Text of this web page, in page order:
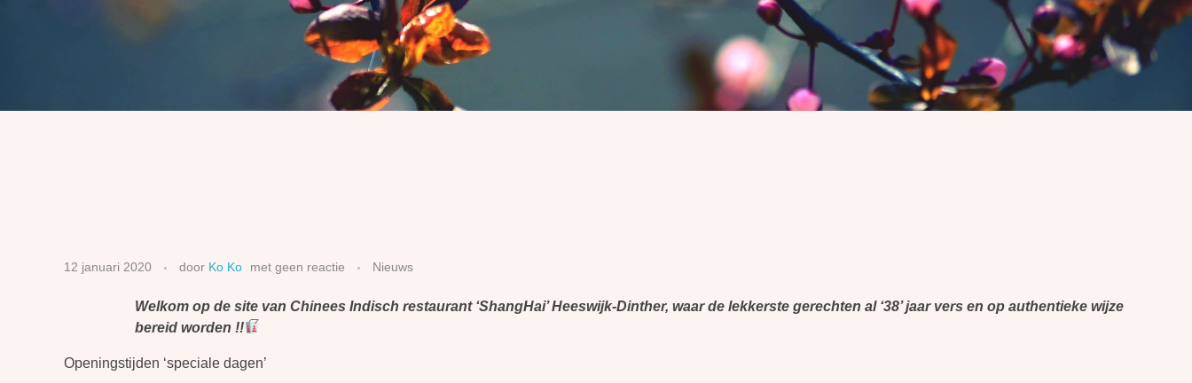
12 januari 2020 door Ko Ko met geen reactie Nieuws
Welkom op de site van Chinees Indisch restaurant ‘ShangHai’ Heeswijk-Dinther, waar de lekkerste gerechten al ‘38’ jaar vers en op authentieke wijze
bereid worden !!
Openingstijden ‘speciale dagen’